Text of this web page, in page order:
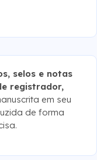
selos e notas
registrador,
em seu
de forma